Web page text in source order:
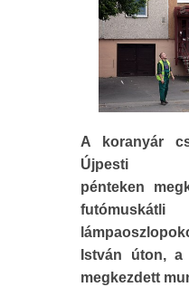
A koranyár
Újpesti
pénteken
István úton,
megkezdett